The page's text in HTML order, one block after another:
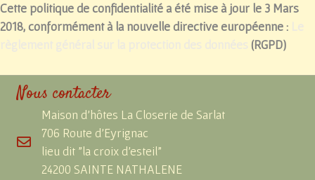
Cette politique de confidentialité a été mise à jour le 3 Mars
2018, conformément à la nouvelle directive européenne :
(RGPD)
Nous contacter
Maison d'hôtes La Closerie de Sarlat
706 Route d'Eyrignac
lieu dit "la croix d'esteil"
24200 SAINTE NATHALENE